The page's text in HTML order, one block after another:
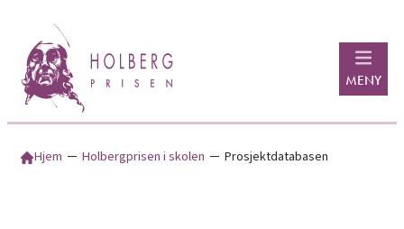
innhold
MENY
Hjem ─ Holbergprisen i skolen ─ Prosjektdatabasen